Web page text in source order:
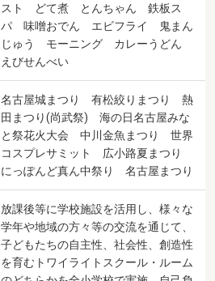
スト どて煮 とんちゃん 鉄板ス
パ 味噌おでん エビフライ 鬼まん
じゅう モーニング カレーうどん
えびせんべい
名古屋城まつり 有松絞りまつり 熱
田まつり(尚武祭) 海の日名古屋みな
と祭花火大会 中川金魚まつり 世界
コスプレサミット 広小路夏まつり
にっぽんど真ん中祭り 名古屋まつり
放課後等に学校施設を活用し、様々な
学年や地域の方々等の交流を通じて、
子どもたちの自主性、社会性、創造性
を育むトワイライトスクール・ルーム